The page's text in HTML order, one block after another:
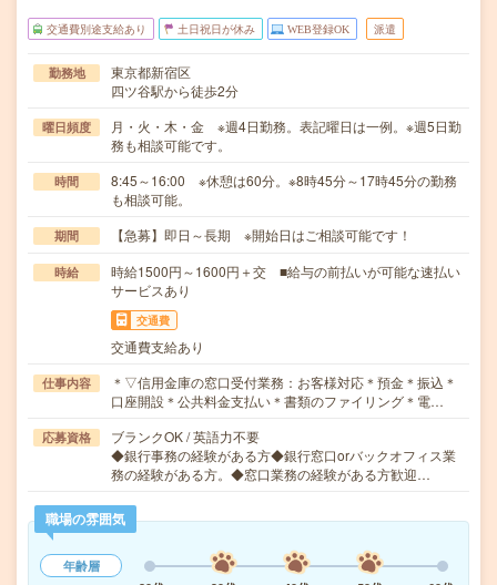
交通費別途支給あり 土日祝日が休み WEB登録OK 派遣
勤務地
東京都新宿区
四ツ谷駅から徒歩2分
曜日頻度
月・火・木・金 ※週4日勤務。表記曜日は一例。※週5日勤
務も相談可能です。
時間
8:45～16:00 ※休憩は60分。※8時45分～17時45分の勤務
も相談可能。
期間 【急募】即日～長期 ※開始日はご相談可能です！
時給
時給1500円～1600円＋交 ■給与の前払いが可能な速払い
サービスあり
交通費
交通費支給あり
仕事内容
＊▽信用金庫の窓口受付業務：お客様対応＊預金＊振込＊
口座開設＊公共料金支払い＊書類のファイリング＊電…
応募資格
ブランクOK / 英語力不要
◆銀行事務の経験がある方◆銀行窓口orバックオフィス業
務の経験がある方。◆窓口業務の経験がある方歓迎…
職場の雰囲気
年齢層